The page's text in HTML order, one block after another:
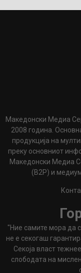
Македонски Медиа
2008 година.
продукција на
преку основниот
Македонски Медиа
(B2P) и
"Ние самите мора да
не е секогаш
Секоја власт
слободата на